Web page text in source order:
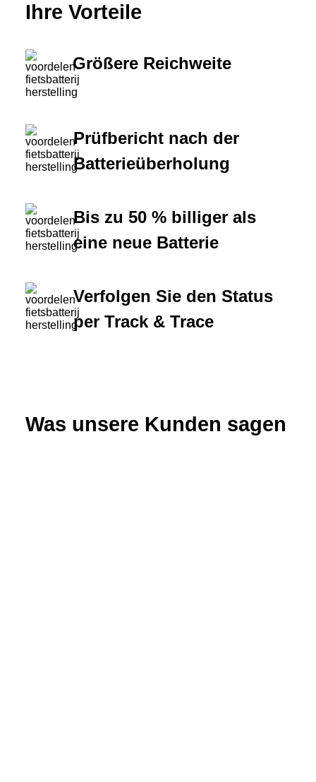
Ihre Vorteile
Größere Reichweite
Prüfbericht nach der
Batterieüberholung
Bis zu 50 % billiger als
eine neue Batterie
Verfolgen Sie den Status
per Track & Trace
Was unsere Kunden sagen